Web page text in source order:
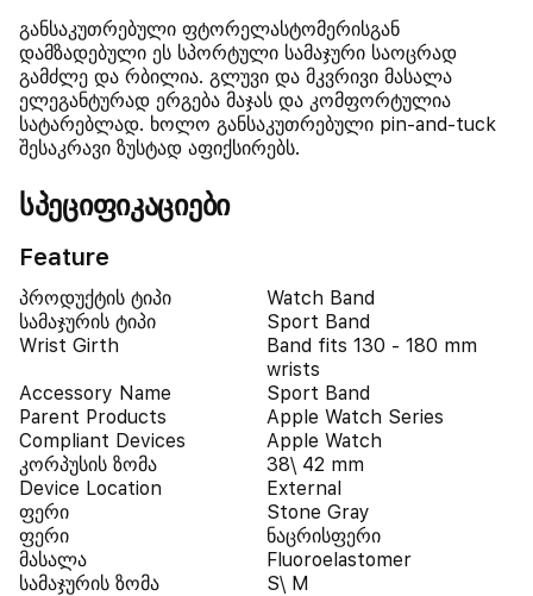
განსაკუთრებული ფტორელასტომერისგან
დამზადებული ეს სპორტული სამაჯური საოცრად
გამძლე და რბილია. გლუვი და მკვრივი მასალა
ელეგანტურად ერგება მაჯას და კომფორტულია
სატარებლად. ხოლო განსაკუთრებული pin-and-tuck
შესაკრავი ზუსტად აფიქსირებს.
სპეციფიკაციები
Feature
პროდუქტის ტიპი
Watch Band
სამაჯურის ტიპი
Sport Band
Wrist Girth
Band fits 130 - 180 mm
wrists
Accessory Name
Sport Band
Parent Products
Apple Watch Series
Compliant Devices
Apple Watch
კორპუსის ზომა
38\ 42 mm
Device Location
External
ფერი
Stone Gray
ფერი
ნაცრისფერი
მასალა
Fluoroelastomer
სამაჯურის ზომა
S\ M